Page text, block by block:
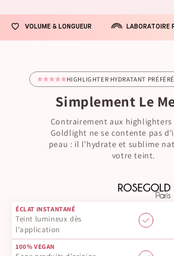
VOLUME & LONGUEUR LABORATOIRE
HIGHLIGHTER HYDRATANT
Simplement Le
Contrairement aux highlighters
Goldlight ne se contente pas
peau : il l'hydrate et sublime
votre teint.
ÉCLAT INSTANTANÉ
Teint lumineux dès
l'application
100% VEGAN